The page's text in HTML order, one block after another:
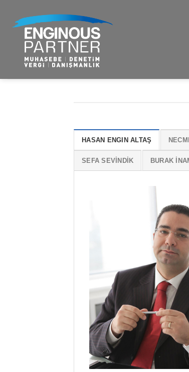
HASAN ENGIN ALTAŞ
SEFA SEVİNDİK BURAK